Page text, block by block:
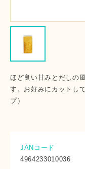
ほど良い甘みとだしの
す。お好みにカットし
プ）
JANコード
4964233010036